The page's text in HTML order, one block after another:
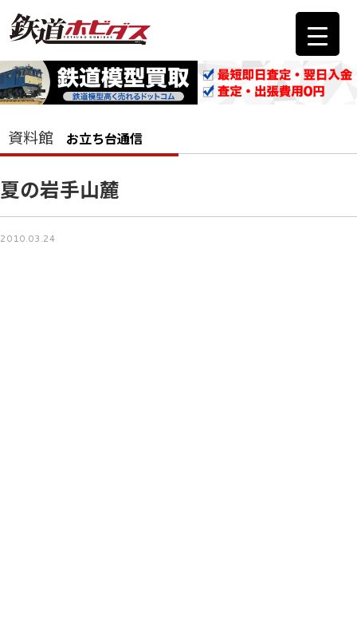
資料館 お立ち台通信
夏の岩手山麓
2010.03.24